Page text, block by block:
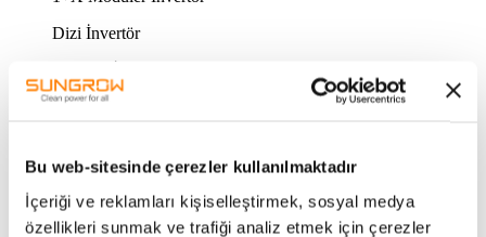
Bu web-sitesinde çerezler kullanılmaktadır
İçeriği ve reklamları kişiselleştirmek, sosyal medya
özellikleri sunmak ve trafiği analiz etmek için çerezler
Dizi İnvertör
Optimizer
OG Güç Dönüştürme Ünitesi / Hybrid İnvertör
Enerji Depolama Sistemleri